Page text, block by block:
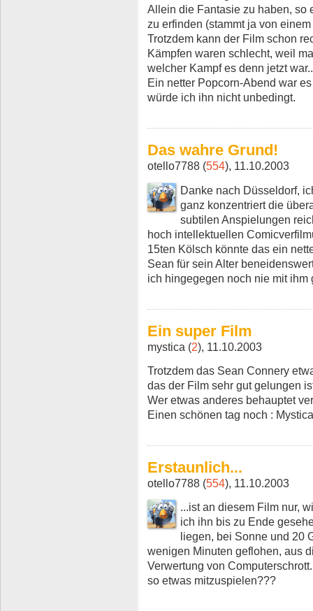
Allein die Fantasie zu haben, so
zu erfinden (stammt ja von
Trotzdem kann der Film schon
Kämpfen waren schlecht, weil
welcher Kampf es denn jetzt
Ein netter Popcorn-Abend war
würde ich ihn nicht unbedingt.
Das wahre Grund!
otello7788 (554), 11.10.2003
Danke nach Düsseldorf,
ganz konzentriert die
subtilen Anspielungen
hoch intellektuellen
15ten Kölsch könnte das ein
Sean für sein Alter
ich hingegegen noch nie mit ihm
Ein super Film
mystica (2), 11.10.2003
Trotzdem das Sean Connery
das der Film sehr gut gelungen
Wer etwas anderes behauptet
Einen schönen tag noch :
Erstaunlich...
otello7788 (554), 11.10.2003
...ist an diesem Film nur,
ich ihn bis zu Ende
liegen, bei Sonne und 20
wenigen Minuten geflohen, aus
Verwertung von
so etwas mitzuspielen???